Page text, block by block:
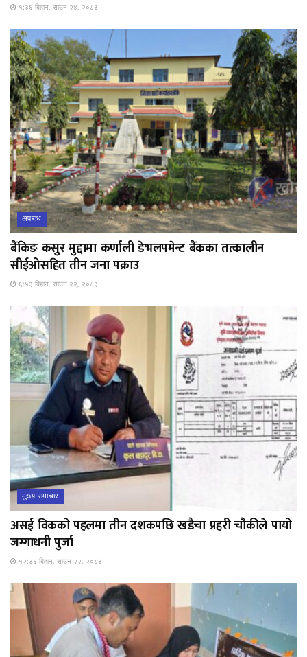
१:३६ बिहान, साउन २४, २०८३
अपराध
बैंकिङ कसुर मुद्दामा कर्णाली डेभलपमेन्ट बैंकका तत्कालीन
सीईओसहित तीन जना पक्राउ
६:५३ बिहान, साउन २२, २०८३
मुख्य समाचार
असई विकको पहलमा तीन दशकपछि खडैचा प्रहरी चौकीले पायो
जग्गाधनी पुर्जा
१२:३६ बिहान, साउन २२, २०८३